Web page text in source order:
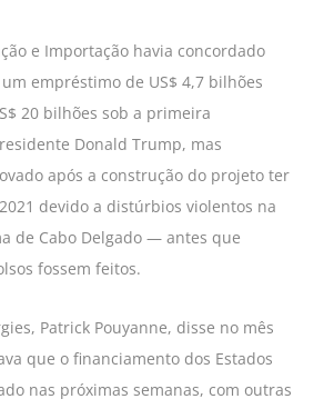
e Importação havia concordado
empréstimo de US$ 4,7 bilhões
20 bilhões sob a primeira
Donald Trump, mas
após a construção do projeto ter
devido a distúrbios violentos na
de Cabo Delgado — antes que
fossem feitos.
Patrick Pouyanne, disse no mês
que o financiamento dos Estados
nas próximas semanas, com outras